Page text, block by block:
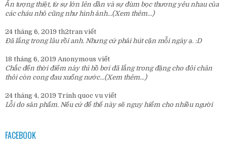
Ấn tượng thiệt, từ sự lớn lên dần và sự đùm bọc thương yêu nhau của
các cháu nhỏ cũng như hình ảnh...(Xem thêm...)
24 tháng 6, 2019 th2tran viết
Đã lắng trong lâu rồi anh. Nhưng cứ phải hút cặn mỗi ngày ạ. :D
18 tháng 6, 2019 Anonymous viết
Chắc đến thời điểm này thì hồ bơi đã lắng trong đặng cho đôi chân
thôi còn cong đau xuống nước...(Xem thêm...)
24 tháng 4, 2019 Trinh quoc vu viết
Lỗi do sản phẩm. Nếu cứ để thế này sẽ nguy hiểm cho nhiều người
FACEBOOK